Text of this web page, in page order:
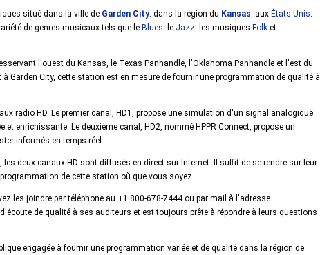
situé dans la ville de Garden City. dans la région du Kansas. aux États-Unis.
de genres musicaux tels que le Blues. le Jazz. les musiques Folk et
l'ouest du Kansas, le Texas Panhandle, l'Oklahoma Panhandle et l'est du
Garden City, cette station est en mesure de fournir une programmation de qualité à
radio HD. Le premier canal, HD1, propose une simulation d'un signal analogique
enrichissante. Le deuxième canal, HD2, nommé HPPR Connect, propose un
informés en temps réel.
les deux canaux HD sont diffusés en direct sur Internet. Il suffit de se rendre sur leur
de cette station où que vous soyez.
les joindre par téléphone au +1 800-678-7444 ou par mail à l'adresse
de qualité à ses auditeurs et est toujours prête à répondre à leurs questions
engagée à fournir une programmation variée et de qualité dans la région de